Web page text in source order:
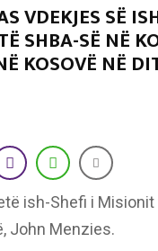
VDEKJES SË
SHBA-SË NË
KOSOVË NË
ish-Shefi i
John Menzies.